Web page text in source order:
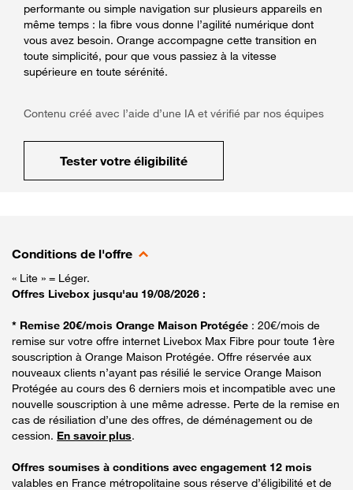
performante ou simple navigation sur plusieurs appareils en
même temps : la fibre vous donne l’agilité numérique dont
vous avez besoin. Orange accompagne cette transition en
toute simplicité, pour que vous passiez à la vitesse
supérieure en toute sérénité.
Contenu créé avec l’aide d’une IA et vérifié par nos équipes
Tester votre éligibilité
Conditions de l'offre
« Lite » = Léger.
Offres Livebox jusqu'au 19/08/2026 :
* Remise 20€/mois Orange Maison Protégée : 20€/mois de
remise sur votre offre internet Livebox Max Fibre pour toute 1ère
souscription à Orange Maison Protégée. Offre réservée aux
nouveaux clients n’ayant pas résilié le service Orange Maison
Protégée au cours des 6 derniers mois et incompatible avec une
nouvelle souscription à une même adresse. Perte de la remise en
cas de résiliation d’une des offres, de déménagement ou de
cession. En savoir plus.
Offres soumises à conditions avec engagement 12 mois
valables en France métropolitaine sous réserve d’éligibilité et de